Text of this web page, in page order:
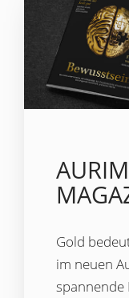
Gold
im neuen
spannende